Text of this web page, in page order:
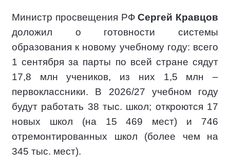
Министр просвещения РФСергей Кравцов
доложил о готовности системы
образования к новому учебному году: всего
1 сентября за парты по всей стране сядут
17,8 млн учеников, из них 1,5 млн –
первоклассники. В 2026/27 учебном году
будут работать 38 тыс. школ; откроются 17
новых школ (на 15 469 мест) и 746
отремонтированных школ (более чем на
345 тыс. мест).